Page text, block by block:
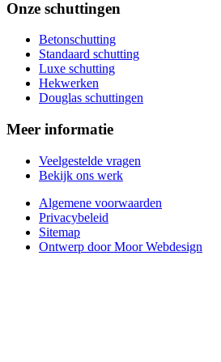
Onze schuttingen
Betonschutting
Standaard schutting
Luxe schutting
Hekwerken
Douglas schuttingen
Meer informatie
Veelgestelde vragen
Bekijk ons werk
Algemene voorwaarden
Privacybeleid
Sitemap
Ontwerp door Moor Webdesign